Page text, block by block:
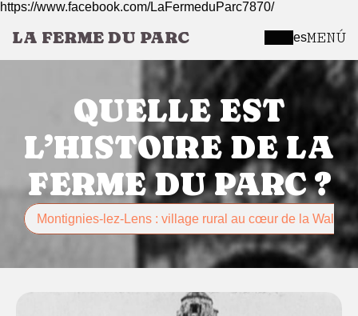
https://www.facebook.com/LaFermeduParc7870/
LA FERME DU PARC esMENÚ
QUELLE EST
L’HISTOIRE DE LA
FERME DU PARC ?
Montignies-lez-Lens : village rural au cœur de la